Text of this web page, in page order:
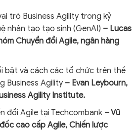
trò Business Agility trong kỷ
nhân tạo tạo sinh (GenAI) – Lucas
Chuyển đổi Agile, ngân hàng
bật và cách các tổ chức trên thế
Business Agility – Evan Leybourn,
Agility Institute.
đổi Agile tại Techcombank – Vũ
cao cấp Agile, Chiến lược